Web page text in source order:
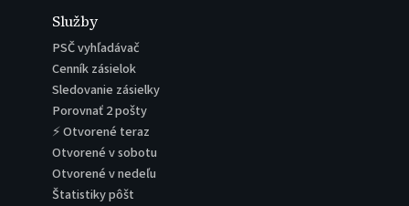
Služby
PSČ vyhľadávač
Cenník zásielok
Sledovanie zásielky
Porovnať 2 pošty
⚡ Otvorené teraz
Otvorené v sobotu
Otvorené v nedeľu
Štatistiky pôšt